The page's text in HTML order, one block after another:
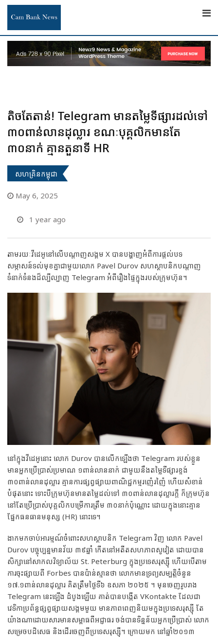
Skip
content
តិចតែតាន់! Telegram មានតម្លៃទីផ្សារដល់ទៅ
៣០ពាន់លានដុល្លារ ខណៈបុគ្គលិកមានតែ
៣០នាក់ គ្មានតួនាទី HR
សហគ្រិនកម្ពុជា
May 6, 2025
1 year ago
តាមរយៈវីដេអូនៅលើបណ្តាញសង្គម X បានបង្ហាញអំពីការផ្តល់បទ
សម្ភាសន៍ទល់មុខគ្នាជាមួយលោក Pavel Durov សហស្ថាបនិកបណ្តាញ
ទំនាក់ទំនងដ៏ល្បីល្បាញ Telegram អំពីរឿងផ្ទៃក្នុងរបស់ក្រុមហ៊ុន។
នៅក្នុងវីដេអូនោះ លោក Durov បានលើកឡើងថា Telegram របស់ខ្លួន
មានអ្នកប្រើប្រាស់ប្រមាណ ១ពាន់លាននាក់ ជាមួយនឹងតម្លៃទីផ្សារខ្ទង់
៣០ពាន់លានដុល្លារ គ្មានការផ្សព្វផ្សាយពាណិជ្ជកម្មរញ៉េរញ៉ៃ ហើយសំខាន់
បំផុតនោះ ទោះបីក្រុមហ៊ុនមានតម្លៃដល់ទៅ ៣០ពាន់លានដុល្លារក្តី ក៏ក្រុមហ៊ុន
នៅតែប្រើប្រាស់បុគ្គលិកបម្រើការត្រឹម ៣០នាក់ប៉ុណ្ណោះ ដោយក្នុងនោះគ្មាន
ផ្នែកធនធានមនុស្ស (HR) នោះទេ។
ងាកមកចាប់អារម្មណ៍ចំពោះសហស្ថាបនិក Telegram វិញ លោក Pavel
Durov បច្ចុប្បន្នមានវ័យ ៣៩ឆ្នាំ កើតនៅអតីតសហភាពសូវៀត ដោយបាន
សិក្សានៅសាកលវិទ្យាល័យ St. Peterburg ក្នុងប្រទេសរុស្ស៊ី ហើយបើតាម
ការចុះផ្សាយពី Forbes បានប៉ាន់ស្មានថា លោកមានទ្រព្យសម្បត្តិចំនួន
១៧.១ពាន់លានដុល្លារ គិតត្រឹមថ្ងៃទី៦ ឧសភា ២០២៥ ។ មុនចេញរូបរាង
Telegram នេះឡើង ដំបូងឡើយ គាត់បានបង្កើត VKontakte ដែលជា
វេទិកាប្រព័ន្ធផ្សព្វផ្សាយសង្គមមួយ មានភាពពេញនិយមក្នុងប្រទេសរុស្ស៊ី តែ
យ៉ាងណាដោយសារមានសម្ពាធពីអជ្ញាធរ ចង់បានទិន្នន័យអ្នកប្រើប្រាស់ លោក
សម្រេចបដិសេធ និងដើរចេញពីប្រទេសរុស្ស៊ី។ ក្រោយមក នៅឆ្នាំ២០១៣